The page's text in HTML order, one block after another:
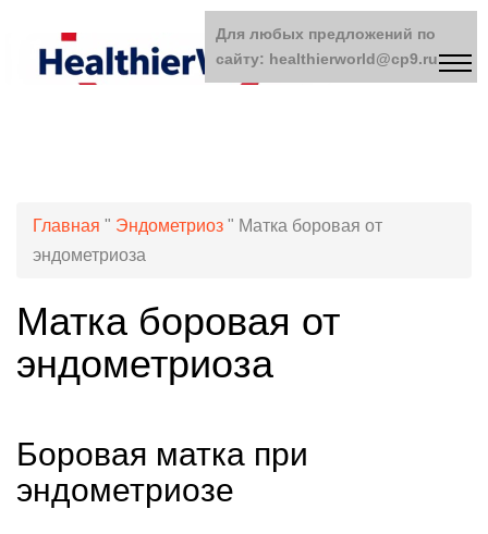
Главная " Эндометриоз " Матка боровая от
эндометриоза
Матка боровая от
эндометриоза
Боровая матка при
эндометриозе
Для любых предложений по
сайту: healthierworld@cp9.ru